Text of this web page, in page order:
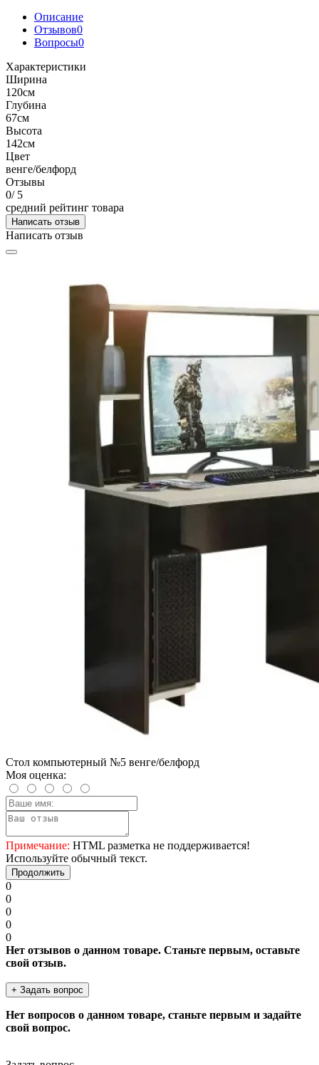
Описание
Отзывов0
Вопросы0
Характеристики
Ширина
120см
Глубина
67см
Высота
142см
Цвет
венге/белфорд
Отзывы
0/ 5
средний рейтинг товара
Написать отзыв
Написать отзыв
Стол компьютерный №5 венге/белфорд
Моя оценка:
Примечание: HTML разметка не поддерживается!
Используйте обычный текст.
Продолжить
0
0
0
0
0
Нет отзывов о данном товаре. Станьте первым, оставьте
свой отзыв.
+ Задать вопрос
Нет вопросов о данном товаре, станьте первым и задайте
свой вопрос.